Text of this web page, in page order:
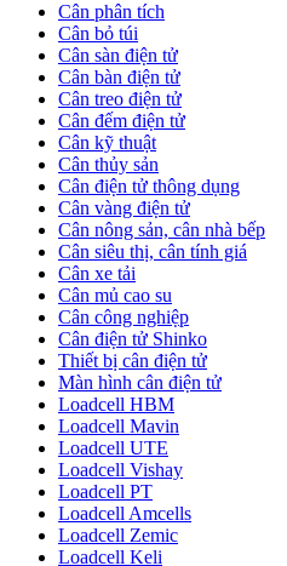
Cân phân tích
Cân bỏ túi
Cân sàn điện tử
Cân bàn điện tử
Cân treo điện tử
Cân đếm điện tử
Cân kỹ thuật
Cân thủy sản
Cân điện tử thông dụng
Cân vàng điện tử
Cân nông sản, cân nhà bếp
Cân siêu thị, cân tính giá
Cân xe tải
Cân mủ cao su
Cân công nghiệp
Cân điện tử Shinko
Thiết bị cân điện tử
Màn hình cân điện tử
Loadcell HBM
Loadcell Mavin
Loadcell UTE
Loadcell Vishay
Loadcell PT
Loadcell Amcells
Loadcell Zemic
Loadcell Keli